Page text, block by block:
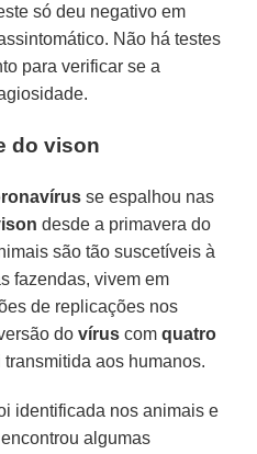
só deu negativo em
Não há testes
para verificar se a
do vison
se espalhou nas
desde a primavera do
são tão suscetíveis à
fazendas, vivem em
de replicações nos
dovírus comquatro
transmitida aos humanos.
identificada nos animais e
encontrou algumas